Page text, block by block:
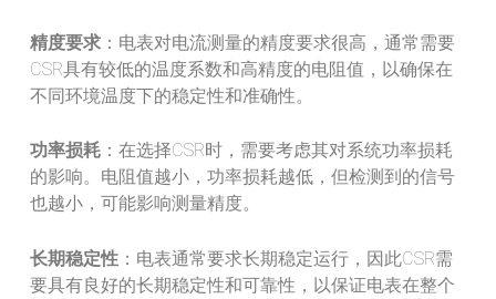
精度要求：电表对电流测量的精度要求很高，通常需要
CSR具有较低的温度系数和高精度的电阻值，以确保在
不同环境温度下的稳定性和准确性。
功率损耗：在选择CSR时，需要考虑其对系统功率损耗
的影响。电阻值越小，功率损耗越低，但检测到的信号
也越小，可能影响测量精度。
长期稳定性：电表通常要求长期稳定运行，因此CSR需
要具有良好的长期稳定性和可靠性，以保证电表在整个